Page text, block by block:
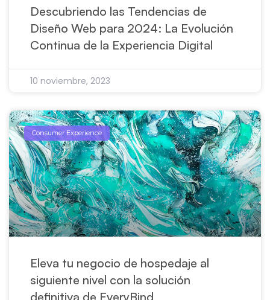
Descubriendo las Tendencias de
Diseño Web para 2024: La Evolución
Continua de la Experiencia Digital
10 noviembre, 2023
Consumer Experience
Eleva tu negocio de hospedaje al
siguiente nivel con la solución
definitiva de EveryBind